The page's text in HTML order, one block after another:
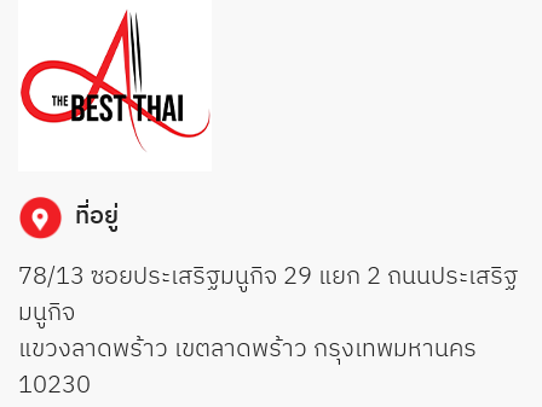
ที่อยู่
78/13 ซอยประเสริฐมนูกิจ 29 แยก 2 ถนนประเสริฐ
มนูกิจ
แขวงลาดพร้าว เขตลาดพร้าว กรุงเทพมหานคร
10230